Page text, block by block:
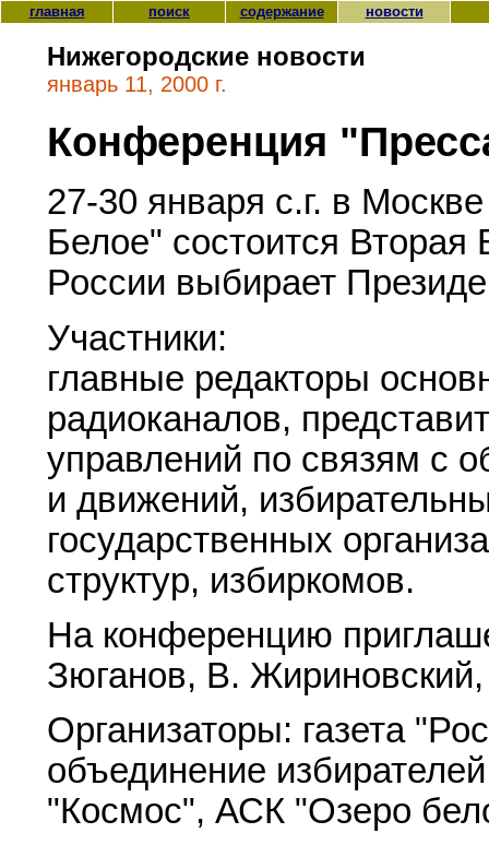
главная поиск содержание новости
Нижегородские новости
январь 11, 2000 г.
Конференция
27-30 января с.г. в
Белое" состоится
России выбирает
Участники:
главные редакторы
радиоканалов,
управлений по связям с
и движений,
государственных
структур, избиркомов.
На конференцию
Зюганов, В.
Организаторы: газета
объединение
"Космос", АСК "Озеро